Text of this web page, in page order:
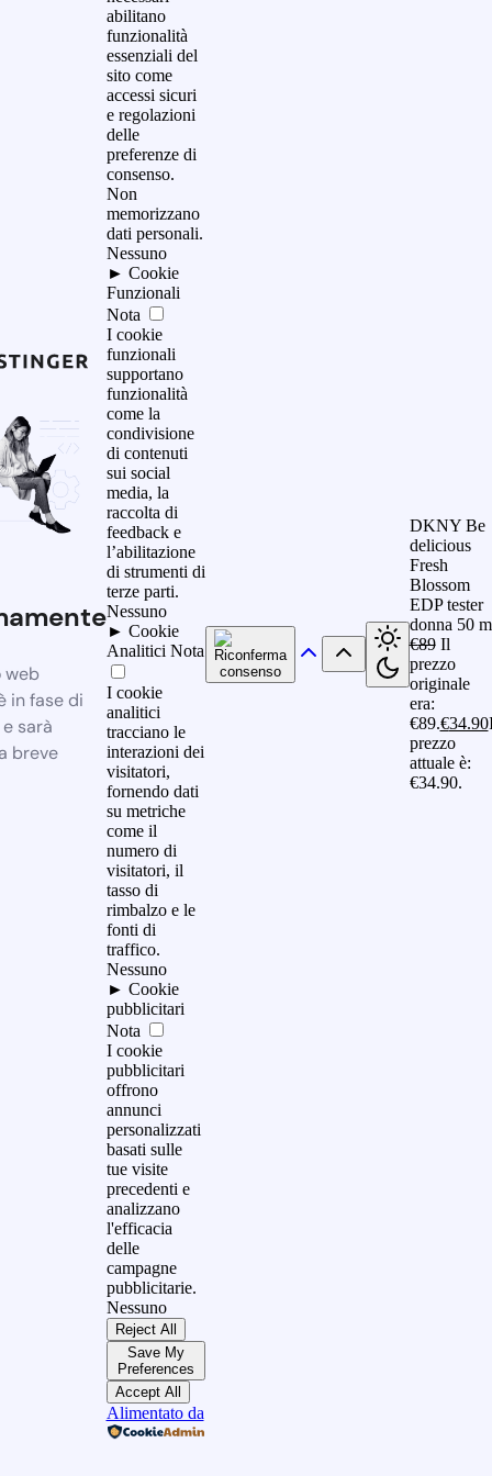
web
in fase di
sarà
breve
abilitano
funzionalità
essenziali del
sito come
accessi sicuri
e regolazioni
delle
preferenze di
consenso.
Non
memorizzano
dati personali.
Nessuno
► Cookie
Funzionali
Nota
I cookie
funzionali
supportano
funzionalità
come la
condivisione
di contenuti
sui social
media, la
raccolta di
feedback e
l’abilitazione
di strumenti di
terze parti.
Nessuno
► Cookie
Analitici Nota
I cookie
analitici
tracciano le
interazioni dei
visitatori,
fornendo dati
su metriche
come il
numero di
visitatori, il
tasso di
rimbalzo e le
fonti di
traffico.
Nessuno
► Cookie
pubblicitari
Nota
I cookie
pubblicitari
offrono
annunci
personalizzati
basati sulle
tue visite
precedenti e
analizzano
l'efficacia
delle
campagne
pubblicitarie.
Nessuno
Reject All
Save My
Preferences
Accept All
Alimentato da
DKNY Be
delicious
Fresh
Blossom
EDP tester
donna 50
€89 Il
prezzo
originale
era:
€89.€34.90
prezzo
attuale è:
€34.90.